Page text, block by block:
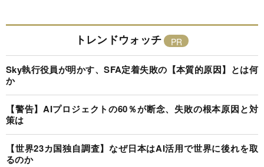
トレンドウォッチ
Sky執行役員が明かす、SFA定着失敗の【本質的原因】とは何
か
【警告】AIプロジェクトの60％が断念、失敗の根本原因と対
策は
【世界23カ国独自調査】なぜ日本はAI活用で世界に後れを取
るのか